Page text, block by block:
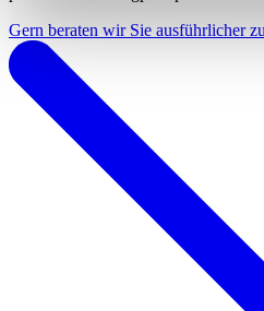
Gern beraten wir Sie ausführlicher